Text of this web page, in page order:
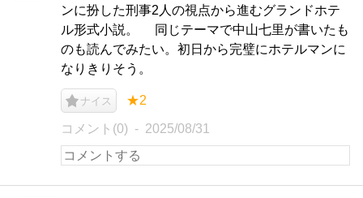
ンに扮した刑事2人の視点から進むグランドホテ
ル形式小説。 同じテーマで中山七里が書いたも
のも読んでみたい。初日から完璧にホテルマンに
なりきりそう。
ナイス ★2
コメント(0) 2025/08/31